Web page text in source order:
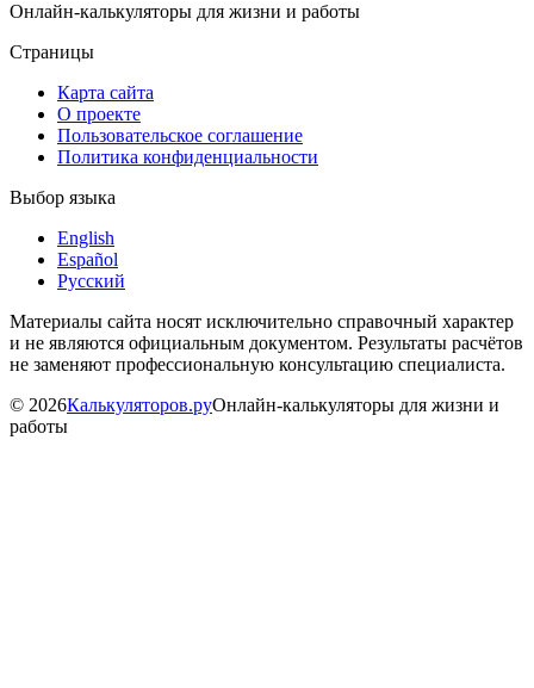
Онлайн-калькуляторы для жизни и работы
Страницы
Карта сайта
О проекте
Пользовательское соглашение
Политика конфиденциальности
Выбор языка
English
Español
Русский
Материалы сайта носят исключительно справочный характер
и не являются официальным документом. Результаты расчётов
не заменяют профессиональную консультацию специалиста.
© 2026Калькуляторов.руОнлайн-калькуляторы для жизни и
работы